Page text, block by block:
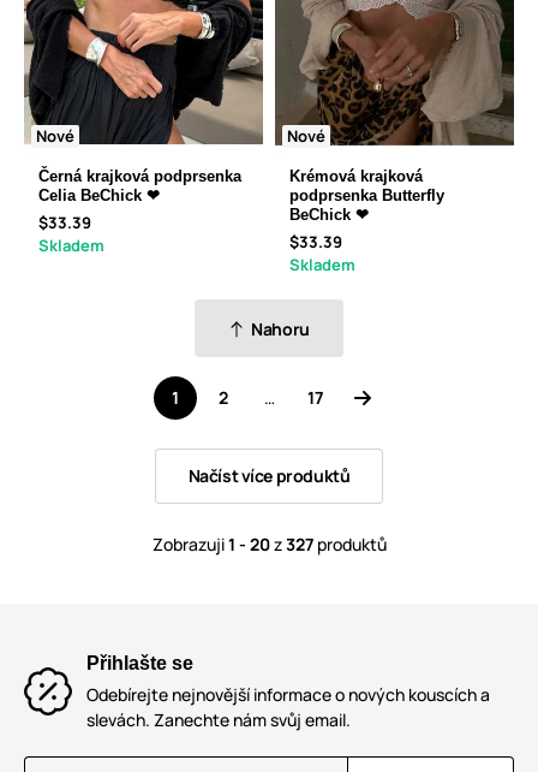
Nové
Černá krajková podprsenka
Celia BeChick ❤
$33.39
Skladem
Nové
Krémová krajková
podprsenka Butterfly
BeChick ❤
$33.39
Skladem
Nahoru
1 2 … 17
Načíst více produktů
Zobrazuji1 - 20z327produktů
Přihlašte se
Odebírejte nejnovější informace o nových kouscích a
slevách. Zanechte nám svůj email.